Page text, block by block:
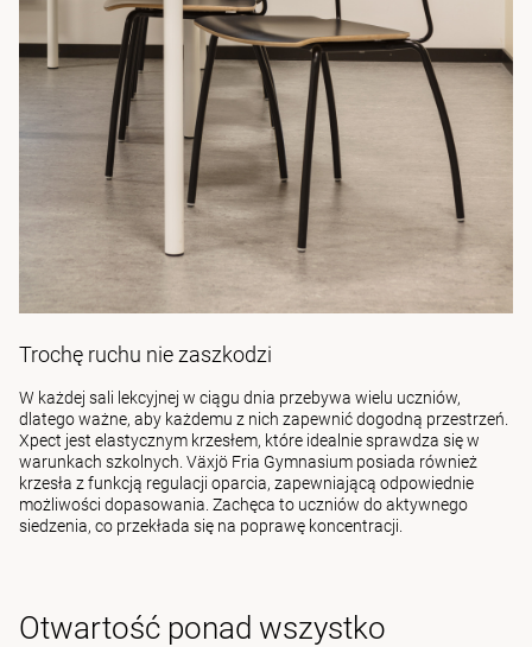
Trochę ruchu nie zaszkodzi
W każdej sali lekcyjnej w ciągu dnia przebywa wielu uczniów,
dlatego ważne, aby każdemu z nich zapewnić dogodną przestrzeń.
Xpect jest elastycznym krzesłem, które idealnie sprawdza się w
warunkach szkolnych. Växjö Fria Gymnasium posiada również
krzesła z funkcją regulacji oparcia, zapewniającą odpowiednie
możliwości dopasowania. Zachęca to uczniów do aktywnego
siedzenia, co przekłada się na poprawę koncentracji.
Otwartość ponad wszystko